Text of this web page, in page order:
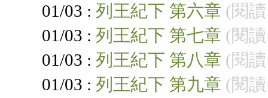
01/03 : 列王紀下 第六章 (閱
01/03 : 列王紀下 第七章 (閱
01/03 : 列王紀下 第八章 (閱
01/03 : 列王紀下 第九章 (閱